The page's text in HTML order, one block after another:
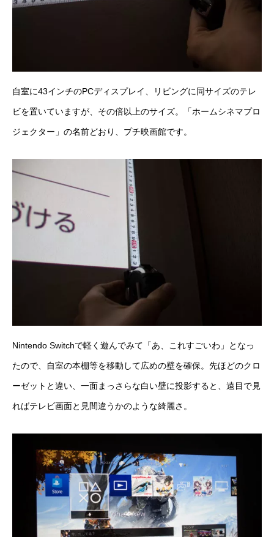
自室に43インチのPCディスプレイ、リビングに同サイズのテレ
ビを置いていますが、その倍以上のサイズ。「ホームシネマプロ
ジェクター」の名前どおり、プチ映画館です。
Nintendo Switchで軽く遊んでみて「あ、これすごいわ」となっ
たので、自室の本棚等を移動して広めの壁を確保。先ほどのクロ
ーゼットと違い、一面まっさらな白い壁に投影すると、遠目で見
ればテレビ画面と見間違うかのような綺麗さ。